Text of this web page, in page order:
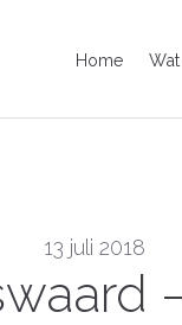
Home
13 juli 2018